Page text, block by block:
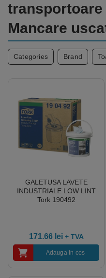
transportoare
Mancare
Categories Brand
GALETUSA LAVETE
INDUSTRIALE LOW LINT
Tork 190492
171.66 lei + TVA
Adauga in cos